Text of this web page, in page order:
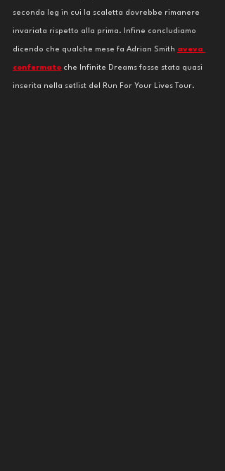
seconda leg in cui la scaletta dovrebbe rimanere
invariata rispetto alla prima. Infine concludiamo
dicendo che qualche mese fa Adrian Smith aveva
confermato che Infinite Dreams fosse stata quasi
inserita nella setlist del Run For Your Lives Tour.